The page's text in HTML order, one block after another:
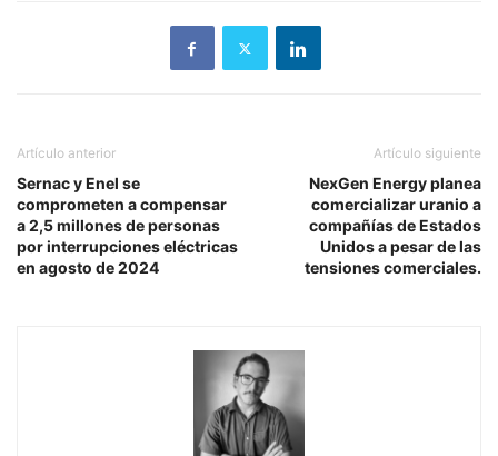
Artículo anterior
Sernac y Enel se
comprometen a compensar
a 2,5 millones de personas
por interrupciones eléctricas
en agosto de 2024
Artículo siguiente
NexGen Energy planea
comercializar uranio a
compañías de Estados
Unidos a pesar de las
tensiones comerciales.